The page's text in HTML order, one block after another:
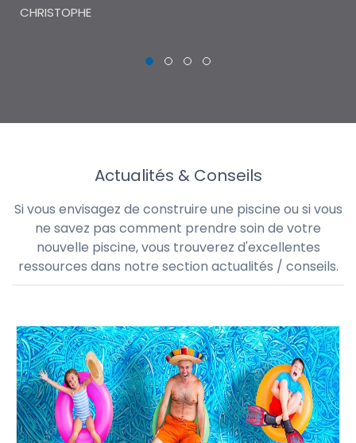
CHRISTOPHE
Actualités & Conseils
Si vous envisagez de construire une piscine ou si vous
ne savez pas comment prendre soin de votre
nouvelle piscine, vous trouverez d'excellentes
ressources dans notre section actualités / conseils.